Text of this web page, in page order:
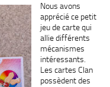
Nous avons
apprécié ce petit
jeu de carte qui
allie différents
mécanismes
intéressants.
Les cartes Clan
possèdent des